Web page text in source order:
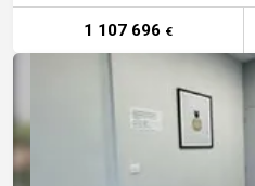
1 107 696 €